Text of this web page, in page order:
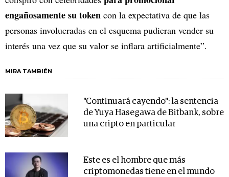
engañosamente su token con la expectativa de que las
personas involucradas en el esquema pudieran vender su
interés una vez que su valor se inflara artificialmente”.
MIRA TAMBIÉN
"Continuará cayendo": la sentencia
de Yuya Hasegawa de Bitbank, sobre
una cripto en particular
Este es el hombre que más
criptomonedas tiene en el mundo